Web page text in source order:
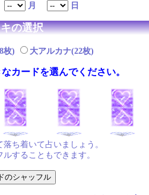
月 日
の選択
枚) 大アルカナ(22枚)
カードを選んでください。
ち着いて占いましょう。
することもできます。